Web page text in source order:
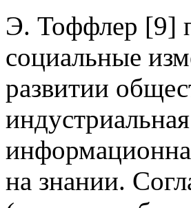
Э. Тоффлер [9]
социальные
развитии
на знании.